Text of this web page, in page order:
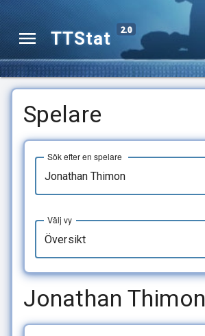
TTStat 2.0
Spelare
Sök efter en spelare
Översikt
Välj vy
Jonathan Thimon